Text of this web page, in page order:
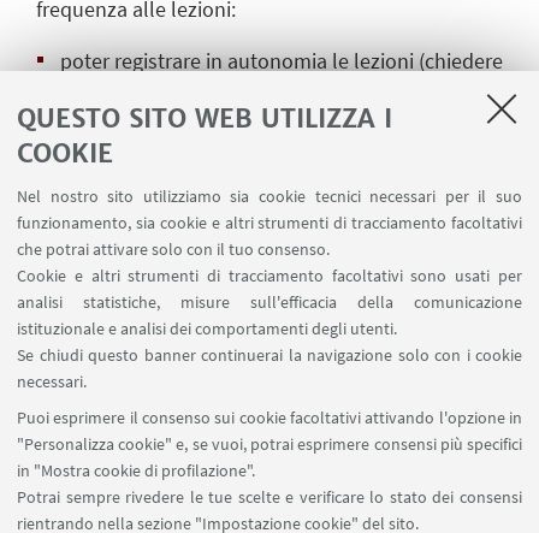
QUESTO SITO WEB UTILIZZA I
COOKIE
Nel nostro sito utilizziamo sia cookie tecnici necessari per il suo
funzionamento, sia cookie e altri strumenti di tracciamento facoltativi
che potrai attivare solo con il tuo consenso.
Cookie e altri strumenti di tracciamento facoltativi sono usati per
analisi statistiche, misure sull'efficacia della comunicazione
istituzionale e analisi dei comportamenti degli utenti.
Se chiudi questo banner continuerai la navigazione solo con i cookie
necessari.
Puoi esprimere il consenso sui cookie facoltativi attivando l'opzione in
"Personalizza cookie" e, se vuoi, potrai esprimere consensi più specifici
in "Mostra cookie di profilazione".
Potrai sempre rivedere le tue scelte e verificare lo stato dei consensi
rientrando nella sezione "Impostazione cookie" del sito.
frequenza alle lezioni:
poter registrare in autonomia le lezioni (chiedere
chiedere i materiali e le slides in anticipo o a fine
possibilità di avere un posto riservato in prima fila;
poter cambiare, ove possibile, l'aula di lezione per
ragioni strettamente collegate all'accessibilità
degli spazi;
Per l’individuazione dialtre soluzioni
personalizzate
, puoi contattare il Servizio
Ricordacheper alcuni adattamenti è necessario